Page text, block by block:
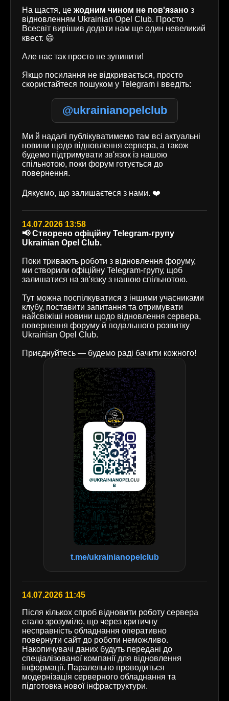
На щастя, це жодним чином не пов'язано з
відновленням Ukrainian Opel Club. Просто
Всесвіт вирішив додати нам ще один невеликий
квест. 😄
Але нас так просто не зупинити!
Якщо посилання не відкривається, просто
скористайтеся пошуком у Telegram і введіть:
@ukrainianopelclub
Ми й надалі публікуватимемо там всі актуальні
новини щодо відновлення сервера, а також
будемо підтримувати зв'язок із нашою
спільнотою, поки форум готується до
повернення.
Дякуємо, що залишаєтеся з нами. ❤️
14.07.2026 13:58
📢 Створено офіційну Telegram-групу
Ukrainian Opel Club.
Поки тривають роботи з відновлення форуму,
ми створили офіційну Telegram-групу, щоб
залишатися на зв'язку з нашою спільнотою.
Тут можна поспілкуватися з іншими учасниками
клубу, поставити запитання та отримувати
найсвіжіші новини щодо відновлення сервера,
повернення форуму й подальшого розвитку
Ukrainian Opel Club.
Приєднуйтесь — будемо раді бачити кожного!
t.me/ukrainianopelclub
14.07.2026 11:45
Після кількох спроб відновити роботу сервера
стало зрозуміло, що через критичну
несправність обладнання оперативно
повернути сайт до роботи неможливо.
Накопичувачі даних будуть передані до
спеціалізованої компанії для відновлення
інформації. Паралельно проводиться
модернізація серверного обладнання та
підготовка нової інфраструктури.